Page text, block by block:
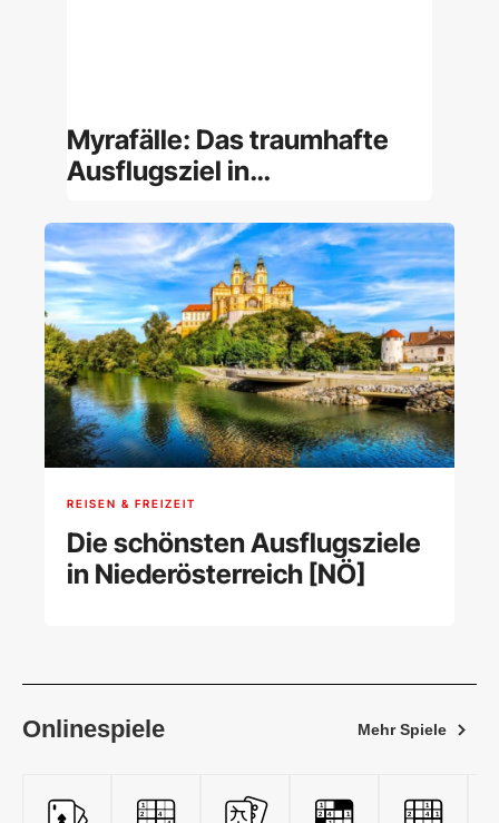
Myrafälle: Das traumhafte
Ausflugsziel in
REISEN & FREIZEIT
Die schönsten Ausflugsziele
in Niederösterreich [NÖ]
Onlinespiele Mehr Spiele